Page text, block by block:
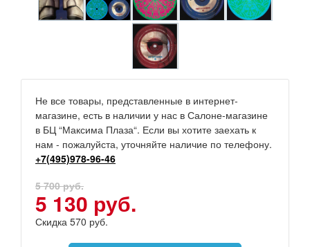
Не все товары, представленные в интернет-
магазине, есть в наличии у нас в Салоне-магазине
в БЦ “Максима Плаза“. Если вы хотите заехать к
нам - пожалуйста, уточняйте наличие по телефону.
+7(495)978-96-46
5 700 руб.
5 130 руб.
Скидка 570 руб.